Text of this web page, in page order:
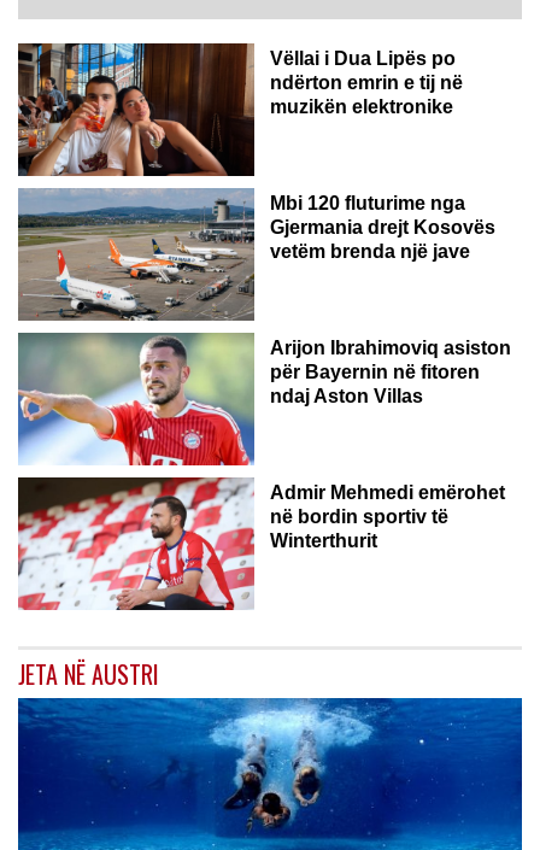
Vëllai i Dua Lipës po
ndërton emrin e tij në
muzikën elektronike
GJERMANI
Mbi 120 fluturime nga
Gjermania drejt Kosovës
vetëm brenda një jave
Arijon Ibrahimoviq asiston
për Bayernin në fitoren
ndaj Aston Villas
ZVICËR
Admir Mehmedi emërohet
në bordin sportiv të
Winterthurit
JETA NË AUSTRI